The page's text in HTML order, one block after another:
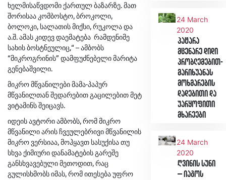
ხელმისაწვდომი ქართულ ბაზარზე. მათ
შორისაა კომბოსტო, ბროკოლი,
ბოლოკი, სალათის მიქსი, რუკოლა და
ა.შ. ამას კიდევ დაემატება რამდენიმე
სახის ბოსტნეულიც,“ – ამბობს
“მიკროგრინის” დამფუძნებელი მარიტა
გენებაშვილი.
მიკრო მწვანილები მამა-პაპურ
მწვანილთან შედარებით გაცილებით მეტ
ვიტამინს შეიცავს.
იდეის ავტორი ამბობს, რომ მიკრო
მწვანილი არის ჩვეულებრივი მწვანილის
მიკრო ვერსიაა, მოჰყავთ სასუქისა თუ
სხვა ქიმიური დანამატების გარეშე
განსხვავებული მეთოდით, რაც
გულისხმობს იმას, რომ ითესება უფრო
24 March
2020
პატარა
მცენარე დიდი
პრობლემებით-
მარიხუანას
მოხმარების
დადებითი და
უარყოფითი
მხარეები
24 March
2020
ღვინის სუნი
– იაგოს